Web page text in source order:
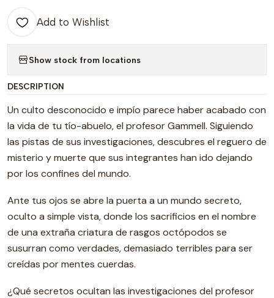
Add to Wishlist
Show stock from locations
DESCRIPTION
Un culto desconocido e impío parece haber acabado con
la vida de tu tío-abuelo, el profesor Gammell. Siguiendo
las pistas de sus investigaciones, descubres el reguero de
misterio y muerte que sus integrantes han ido dejando
por los confines del mundo.
Ante tus ojos se abre la puerta a un mundo secreto,
oculto a simple vista, donde los sacrificios en el nombre
de una extraña criatura de rasgos octópodos se
susurran como verdades, demasiado terribles para ser
creídas por mentes cuerdas.
¿Qué secretos ocultan las investigaciones del profesor